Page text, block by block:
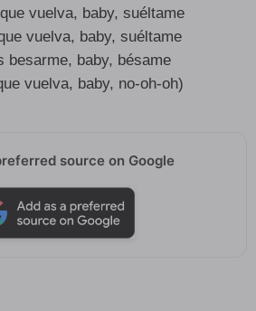
vuelva, baby, suéltame
vuelva, baby, suéltame
besarme, baby, bésame
vuelva, baby, no-oh-oh)
source on Google